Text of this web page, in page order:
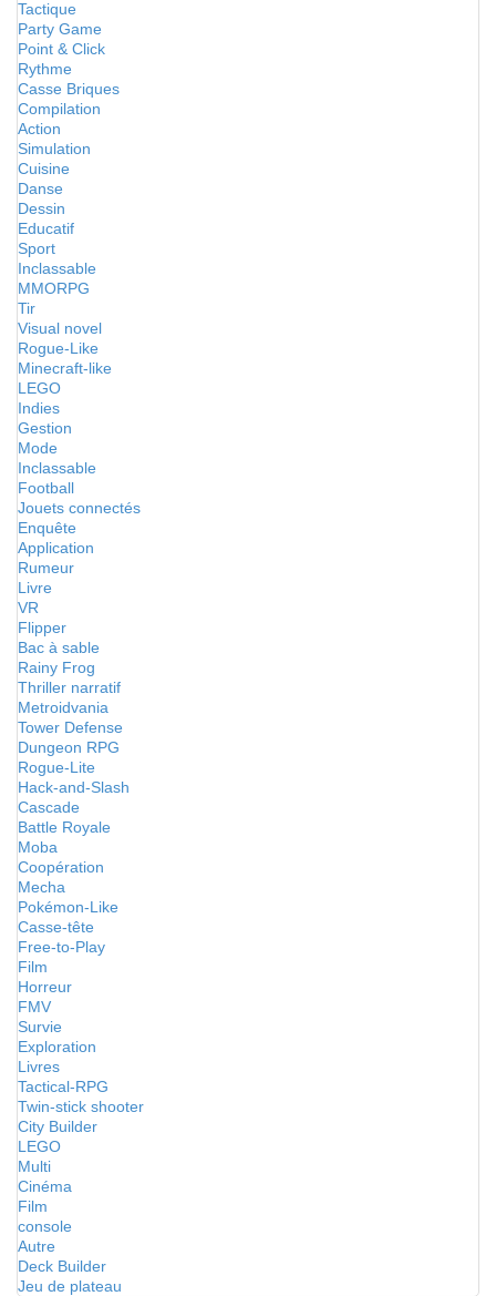
Tactique
Party Game
Point & Click
Rythme
Casse Briques
Compilation
Action
Simulation
Cuisine
Danse
Dessin
Educatif
Sport
Inclassable
MMORPG
Tir
Visual novel
Rogue-Like
Minecraft-like
LEGO
Indies
Gestion
Mode
Inclassable
Football
Jouets connectés
Enquête
Application
Rumeur
Livre
VR
Flipper
Bac à sable
Rainy Frog
Thriller narratif
Metroidvania
Tower Defense
Dungeon RPG
Rogue-Lite
Hack-and-Slash
Cascade
Battle Royale
Moba
Coopération
Mecha
Pokémon-Like
Casse-tête
Free-to-Play
Film
Horreur
FMV
Survie
Exploration
Livres
Tactical-RPG
Twin-stick shooter
City Builder
LEGO
Multi
Cinéma
Film
console
Autre
Deck Builder
Jeu de plateau